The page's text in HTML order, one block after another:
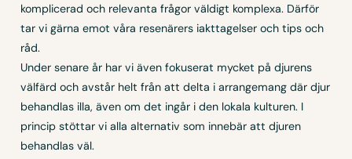
komplicerad och relevanta frågor väldigt komplexa. Därför
tar vi gärna emot våra resenärers iakttagelser och tips och
råd.
Under senare år har vi även fokuserat mycket på djurens
välfärd och avstår helt från att delta i arrangemang där djur
behandlas illa, även om det ingår i den lokala kulturen. I
princip stöttar vi alla alternativ som innebär att djuren
behandlas väl.